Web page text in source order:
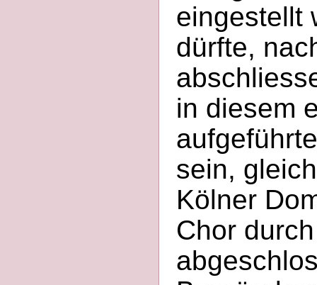
eingestellt
dürfte,
in diesem
sein,
Kölner
Chor